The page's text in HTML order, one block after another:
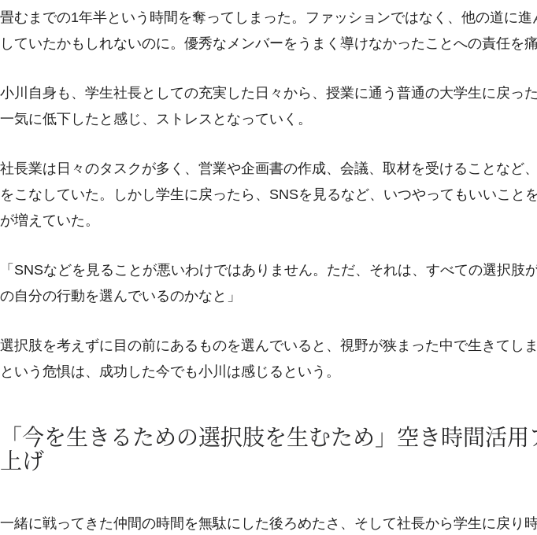
畳むまでの1年半という時間を奪ってしまった。ファッションではなく、他の道に
していたかもしれないのに。優秀なメンバーをうまく導けなかったことへの責任を痛
小川自身も、学生社長としての充実した日々から、授業に通う普通の大学生に戻っ
一気に低下したと感じ、ストレスとなっていく。
社長業は日々のタスクが多く、営業や企画書の作成、会議、取材を受けることなど
をこなしていた。しかし学生に戻ったら、SNSを見るなど、いつやってもいいこと
が増えていた。
「SNSなどを見ることが悪いわけではありません。ただ、それは、すべての選択肢
の自分の行動を選んでいるのかなと」
選択肢を考えずに目の前にあるものを選んでいると、視野が狭まった中で生きてし
という危惧は、成功した今でも小川は感じるという。
「今を生きるための選択肢を生むため」空き時間活
上げ
一緒に戦ってきた仲間の時間を無駄にした後ろめたさ、そして社長から学生に戻り